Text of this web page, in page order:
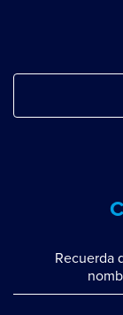
Recuerda